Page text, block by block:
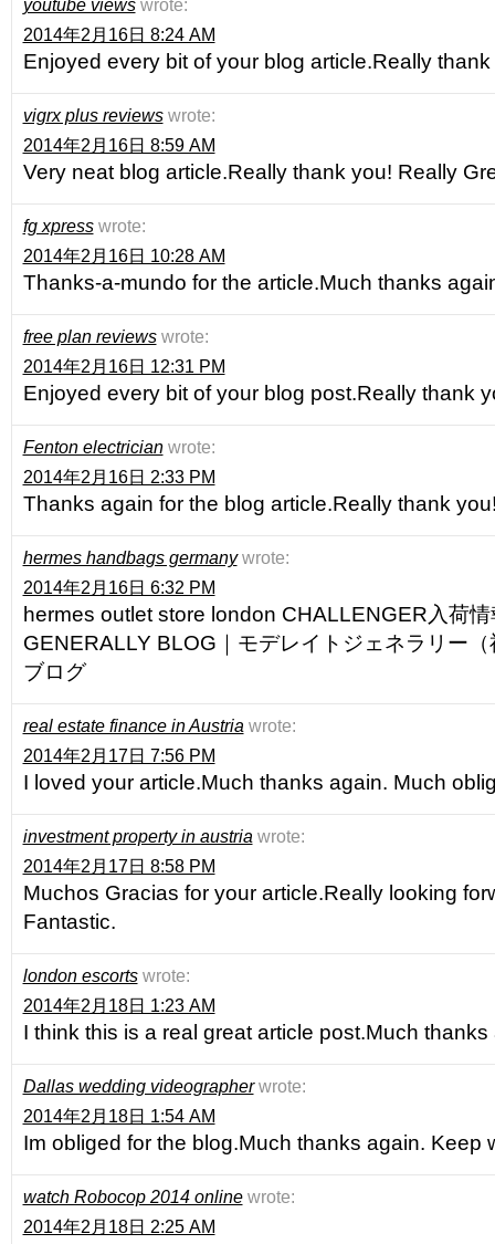
youtube views wrote:
2014年2月16日 8:24 AM
Enjoyed every bit of your blog article.Really
vigrx plus reviews wrote:
2014年2月16日 8:59 AM
Very neat blog article.Really thank you! Really
fg xpress wrote:
2014年2月16日 10:28 AM
Thanks-a-mundo for the article.Much thanks
free plan reviews wrote:
2014年2月16日 12:31 PM
Enjoyed every bit of your blog post.Really thank
Fenton electrician wrote:
2014年2月16日 2:33 PM
Thanks again for the blog article.Really thank
hermes handbags germany wrote:
2014年2月16日 6:32 PM
hermes outlet store london CHALLENGER入荷
GENERALLY BLOG｜モデレイトジェネラリー
ブログ
real estate finance in Austria wrote:
2014年2月17日 7:56 PM
I loved your article.Much thanks again. Much
investment property in austria wrote:
2014年2月17日 8:58 PM
Muchos Gracias for your article.Really looking
Fantastic.
london escorts wrote:
2014年2月18日 1:23 AM
I think this is a real great article post.Much
Dallas wedding videographer wrote:
2014年2月18日 1:54 AM
Im obliged for the blog.Much thanks again. Keep
watch Robocop 2014 online wrote:
2014年2月18日 2:25 AM